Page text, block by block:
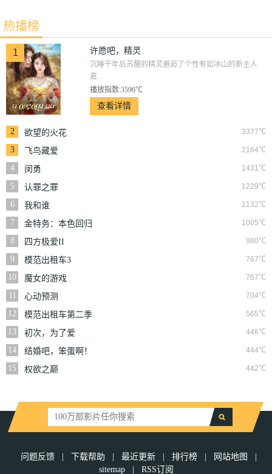
热播榜
1 许愿吧，精灵
沉睡千年后苏醒的精灵邂逅了个性有如冰山的新主人
嘉...
播放指数:3596℃
查看详情
2 3377℃
欲望的火花
3
2164℃
飞鸟藏爱
4
1431℃
闵勇
5
1229℃
认罪之罪
6
1132℃
我和谁
7
1005℃
金特务：本色回归
8
980℃
四方极爱II
9
767℃
模范出租车3
10
767℃
魔女的游戏
11
704℃
心动预测
12
565℃
模范出租车第二季
13
446℃
初次，为了爱
14
444℃
结婚吧，笨蛋啊！
15
442℃
权欲之巅
问题反馈 下载帮助 最近更新 排行榜 网站地图
sitemap
RSS订阅